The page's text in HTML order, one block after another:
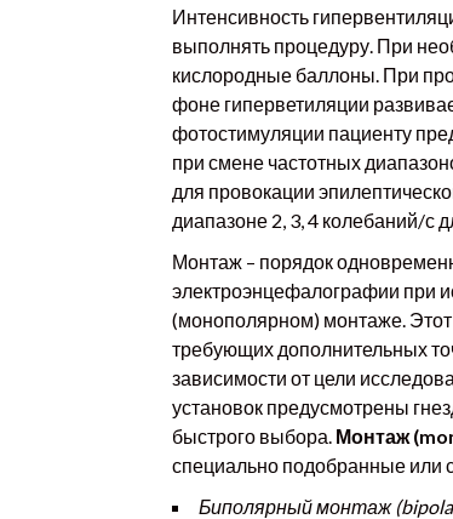
Интенсивность
выполнять процедуру. При
кислородные баллоны. При
фоне гиперветиляции
фотостимуляции пациенту
при смене частотных
для провокации
диапазоне 2, 3, 4 колебаний/с
Монтаж – порядок
электроэнцефалографии при
(монополярном) монтаже. Этот
требующих дополнительных
зависимости от цели
установок предусмотрены
быстрого выбора. Монтаж
специально подобранные или
Биполярный монтаж